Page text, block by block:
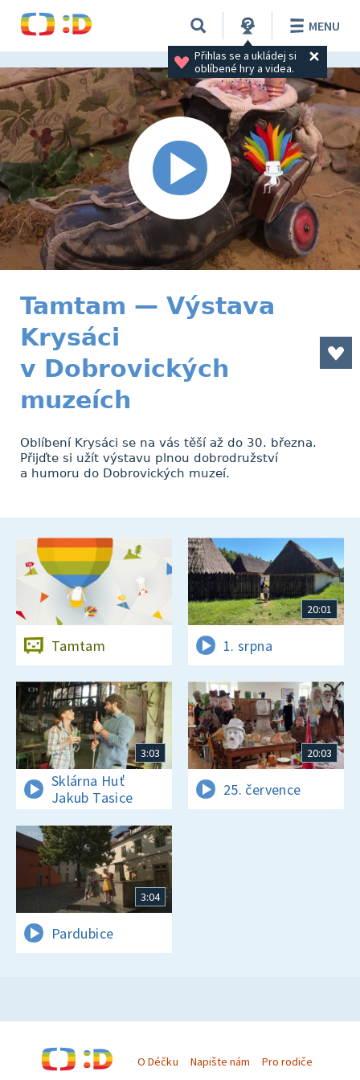
Přihlas se a ukládej si
oblíbené hry a videa.
MENU
Tamtam — Výstava
Krysáci
v Dobrovických
muzeích
Oblíbení Krysáci se na vás těší až do 30. března.
Přijďte si užít výstavu plnou dobrodružství
a humoru do Dobrovických muzeí.
Tamtam
20:01
1. srpna
3:03
Sklárna Huť
Jakub Tasice
20:03
25. července
3:04
Pardubice
O Déčku Napište nám Pro rodiče